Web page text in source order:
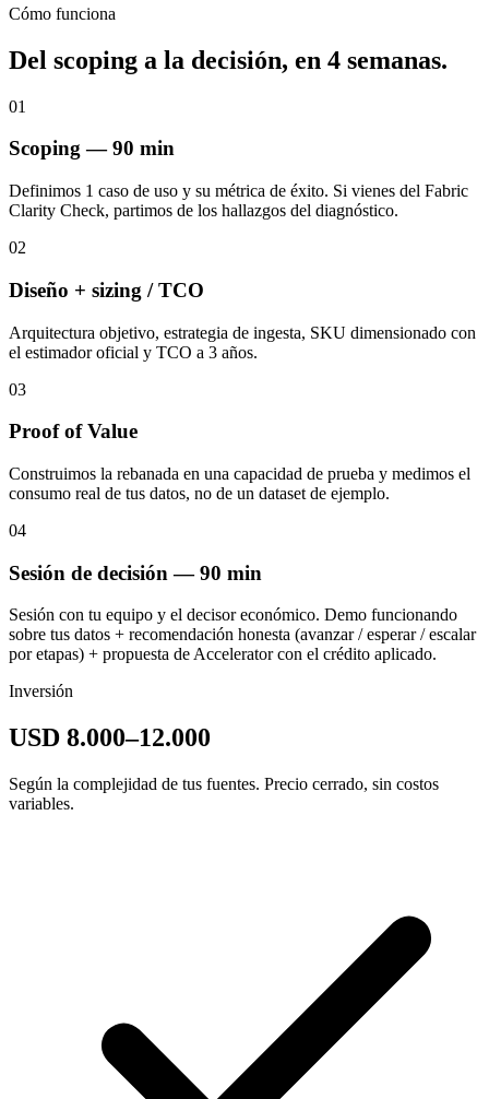
Cómo funciona
Del scoping a la decisión, en 4 semanas.
01
Scoping — 90 min
Definimos 1 caso de uso y su métrica de éxito. Si vienes del Fabric
Clarity Check, partimos de los hallazgos del diagnóstico.
02
Diseño + sizing / TCO
Arquitectura objetivo, estrategia de ingesta, SKU dimensionado con
el estimador oficial y TCO a 3 años.
03
Proof of Value
Construimos la rebanada en una capacidad de prueba y medimos el
consumo real de tus datos, no de un dataset de ejemplo.
04
Sesión de decisión — 90 min
Sesión con tu equipo y el decisor económico. Demo funcionando
sobre tus datos + recomendación honesta (avanzar / esperar / escalar
por etapas) + propuesta de Accelerator con el crédito aplicado.
Inversión
USD 8.000–12.000
Según la complejidad de tus fuentes. Precio cerrado, sin costos
variables.